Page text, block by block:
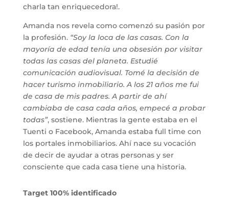
charla tan enriquecedora!.
Amanda nos revela como comenzó su pasión por
la profesión. “Soy la loca de las casas. Con la
mayoría de edad tenía una obsesión por visitar
todas las casas del planeta. Estudié
comunicación audiovisual. Tomé la decisión de
hacer turismo inmobiliario. A los 21 años me fui
de casa de mis padres. A partir de ahí
cambiaba de casa cada años, empecé a probar
todas”, sostiene. Mientras la gente estaba en el
Tuenti o Facebook, Amanda estaba full time con
los portales inmobiliarios. Ahí nace su vocación
de decir de ayudar a otras personas y ser
consciente que cada casa tiene una historia.
Target 100% identificado